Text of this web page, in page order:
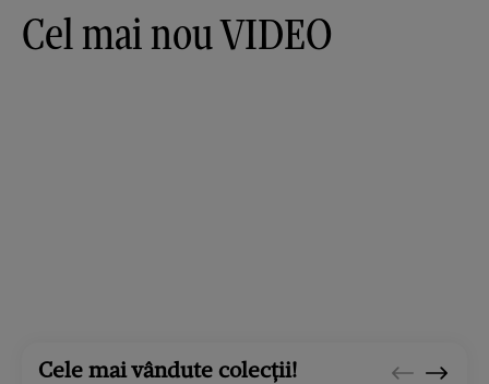
Cel mai nou VIDEO
Cele mai vândute colecții!